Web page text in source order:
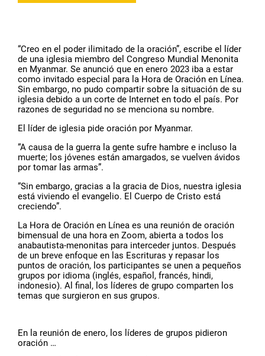
“Creo en el poder ilimitado de la oración”, escribe el líder
de una iglesia miembro del Congreso Mundial Menonita
en Myanmar. Se anunció que en enero 2023 iba a estar
como invitado especial para la Hora de Oración en Línea.
Sin embargo, no pudo compartir sobre la situación de su
iglesia debido a un corte de Internet en todo el país. Por
razones de seguridad no se menciona su nombre.
El líder de iglesia pide oración por Myanmar.
“A causa de la guerra la gente sufre hambre e incluso la
muerte; los jóvenes están amargados, se vuelven ávidos
por tomar las armas”.
“Sin embargo, gracias a la gracia de Dios, nuestra iglesia
está viviendo el evangelio. El Cuerpo de Cristo está
creciendo”.
La Hora de Oración en Línea es una reunión de oración
bimensual de una hora en Zoom, abierta a todos los
anabautista-menonitas para interceder juntos. Después
de un breve enfoque en las Escrituras y repasar los
puntos de oración, los participantes se unen a pequeños
grupos por idioma (inglés, español, francés, hindi,
indonesio). Al final, los líderes de grupo comparten los
temas que surgieron en sus grupos.
En la reunión de enero, los líderes de grupos pidieron
oración …